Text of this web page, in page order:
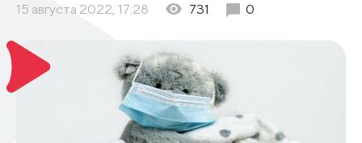
15 августа 2022, 17:28 731 0